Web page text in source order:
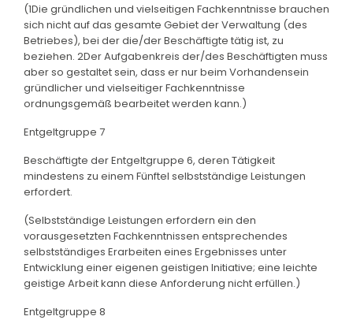
(1Die gründlichen und vielseitigen Fachkenntnisse brauchen
sich nicht auf das gesamte Gebiet der Verwaltung (des
Betriebes), bei der die/der Beschäftigte tätig ist, zu
beziehen. 2Der Aufgabenkreis der/des Beschäftigten muss
aber so gestaltet sein, dass er nur beim Vorhandensein
gründlicher und vielseitiger Fachkenntnisse
ordnungsgemäß bearbeitet werden kann.)
Entgeltgruppe 7
Beschäftigte der Entgeltgruppe 6, deren Tätigkeit
mindestens zu einem Fünftel selbstständige Leistungen
erfordert.
(Selbstständige Leistungen erfordern ein den
vorausgesetzten Fachkenntnissen entsprechendes
selbstständiges Erarbeiten eines Ergebnisses unter
Entwicklung einer eigenen geistigen Initiative; eine leichte
geistige Arbeit kann diese Anforderung nicht erfüllen.)
Entgeltgruppe 8